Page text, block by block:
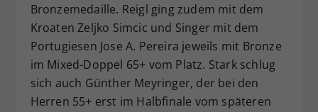
Bronzemedaille. Reigl ging zudem mit dem
Kroaten Zeljko Simcic und Singer mit dem
Portugiesen Jose A. Pereira jeweils mit Bronze
im Mixed-Doppel 65+ vom Platz. Stark schlug
sich auch Günther Meyringer, der bei den
Herren 55+ erst im Halbfinale vom späteren